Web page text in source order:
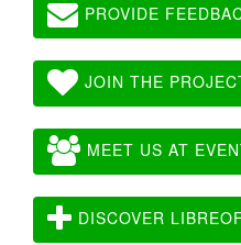
PROVIDE
JOIN THE
MEET US AT
DISCOVER